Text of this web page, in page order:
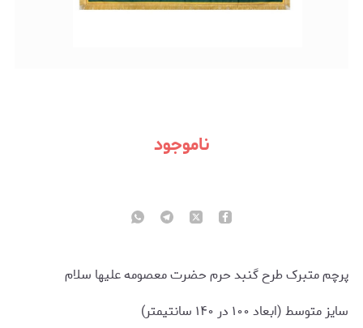
ناموجود
پرچم متبرک طرح گنبد حرم حضرت معصومه علیها سلام
سایز متوسط (ابعاد ۱۰۰ در ۱۴۰ سانتیمتر)